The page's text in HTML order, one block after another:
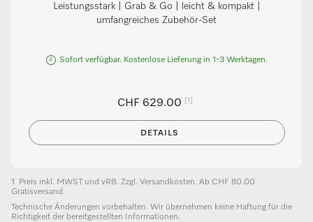
Leistungsstark | Grab & Go | leicht & kompakt |
umfangreiches Zubehör-Set
Sofort verfügbar. Kostenlose Lieferung in 1-3 Werktagen.
CHF 629.00 [1]
DETAILS
1
Preis inkl. MWST und vRB. Zzgl. Versandkosten. Ab CHF 80.00
Gratisversand.
Technische Änderungen vorbehalten. Wir übernehmen keine Haftung für die
Richtigkeit der bereitgestellten Informationen.